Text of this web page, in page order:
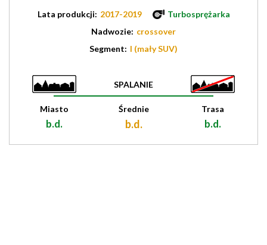
Lata produkcji: 2017-2019
Turbosprężarka
Nadwozie: crossover
Segment: I (mały SUV)
SPALANIE
Miasto
b.d.
Średnie
b.d.
Trasa
b.d.